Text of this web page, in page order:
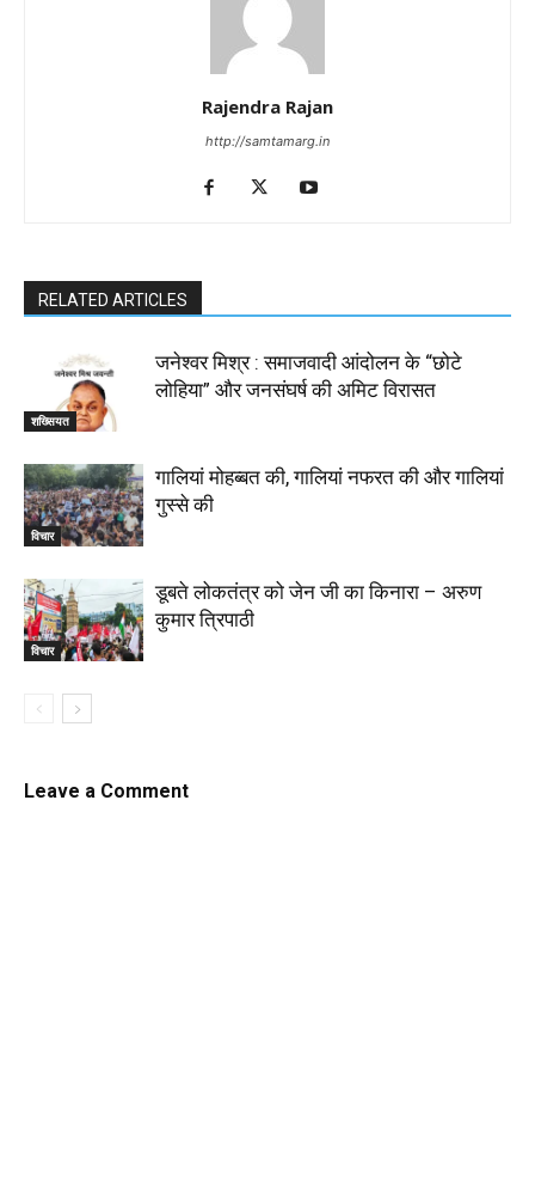
Rajendra Rajan
http://samtamarg.in
RELATED ARTICLES
शख्सियत
जनेश्वर मिश्र : समाजवादी आंदोलन के “छोटे
लोहिया” और जनसंघर्ष की अमिट विरासत
विचार
गालियां मोहब्बत की, गालियां नफरत की और गालियां
गुस्से की
विचार
डूबते लोकतंत्र को जेन जी का किनारा – अरुण
कुमार त्रिपाठी
Leave a Comment